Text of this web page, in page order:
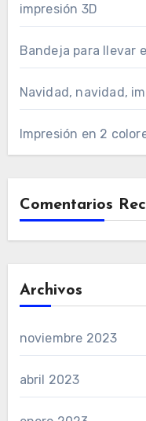
impresión 3D
Bandeja para llevar
Navidad, navidad,
Impresión en 2
Comentarios
Archivos
noviembre 2023
abril 2023